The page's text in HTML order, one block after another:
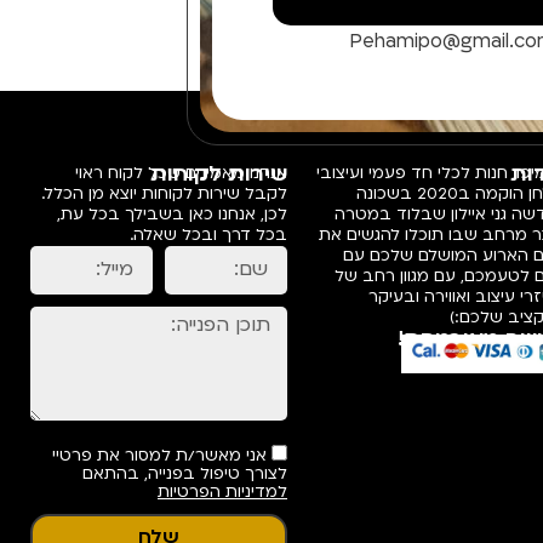
חנות לכלי חד פעמי ועיצובי
שולחן הוקמה ב2020 בשכונה
גני איילון שבלוד במטרה
מרחב שבו תוכלו להגשים את
הארוע המושלם שלכם עם
לטעמכם, עם מגוון רחב של
עיצוב ואווירה ובעיקר
שלכם:)
מאובטחת!
שירות לקוחות
אנחנו מאמינים שכל לקוח ראוי
לקבל שירות לקוחות יוצא מן הכלל.
לכן, אנחנו כאן בשבילך בכל עת,
בכל דרך ובכל שאלה.
אני מאשר/ת למסור את פרטיי
לצורך טיפול בפנייה, בהתאם
למדיניות הפרטיות
שלח